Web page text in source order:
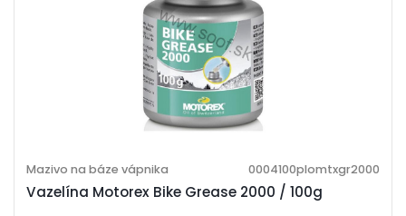
Vazelína Motorex Bike Grease 2000 / 100g
Mazivo na báze vápnika 0004100plomtxgr2000